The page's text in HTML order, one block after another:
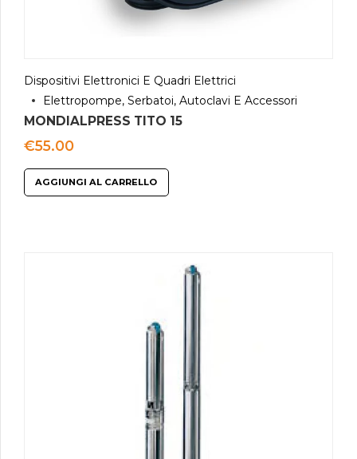
Dispositivi Elettronici E Quadri Elettrici
Elettropompe, Serbatoi, Autoclavi E Accessori
MONDIALPRESS TITO 15
€55.00
AGGIUNGI AL CARRELLO